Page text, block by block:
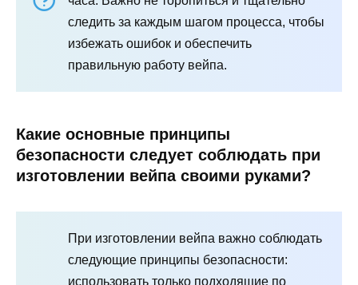
следить за каждым шагом процесса, чтобы
избежать ошибок и обеспечить
правильную работу вейпа.
Какие основные принципы
безопасности следует соблюдать при
изготовлении вейпа своими руками?
При изготовлении вейпа важно соблюдать
следующие принципы безопасности:
использовать только подходящие по